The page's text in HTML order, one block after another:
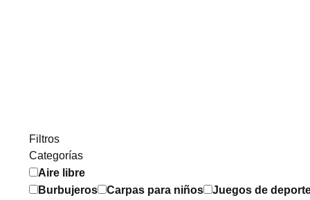
Filtros
Categorías
Aire libre
Burbujeros
Carpas para niños Juegos de